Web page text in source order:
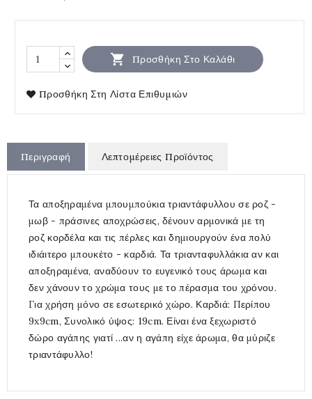
 Προσθήκη Στο Καλάθι
Προσθήκη Στη Λίστα Επιθυμιών
Περιγραφή Λεπτομέρειες Προϊόντος
Τα αποξηραμένα μπουμπούκια τριαντάφυλλου σε ροζ -
μωβ - πράσινες αποχρώσεις, δένουν αρμονικά με τη
ροζ κορδέλα και τις πέρλες και δημιουργούν ένα πολύ
ιδιάιτερο μπουκέτο - καρδιά. Τα τριανταφυλλάκια αν και
αποξηραμένα, αναδύουν το ευγενικό τους άρωμα και
δεν χάνουν το χρώμα τους με το πέρασμα του χρόνου.
Για χρήση μόνο σε εσωτερικό χώρο. Καρδιά: Περίπου
9x9cm, Συνολικό ύψος: 19cm. Είναι ένα ξεχωριστό
δώρο αγάπης γιατί ...αν η αγάπη είχε άρωμα, θα μύριζε
τριαντάφυλλο!